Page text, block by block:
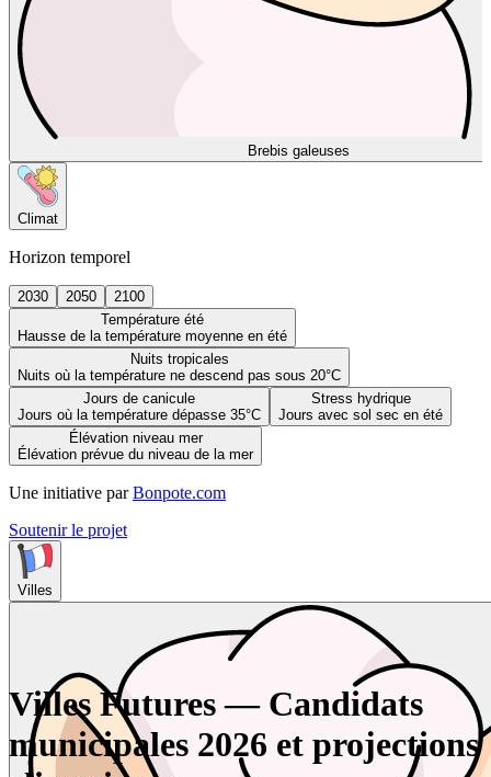
Brebis galeuses
Climat
Horizon temporel
2030 2050
2100
Température été
Hausse de la température moyenne en été
Nuits tropicales
Nuits où la température ne descend pas sous 20°C
Jours de canicule
Jours où la température dépasse 35°C
Stress hydrique
Jours avec sol sec en été
Élévation niveau mer
Élévation prévue du niveau de la mer
Une initiative par Bonpote.com
Soutenir le projet
Villes
Villes Futures — Candidats
municipales 2026 et projections